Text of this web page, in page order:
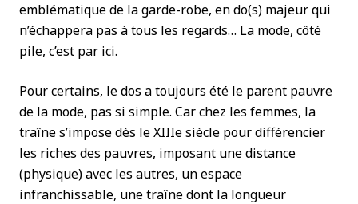
emblématique de la garde-robe, en do(s) majeur qui
n’échappera pas à tous les regards… La mode, côté
pile, c’est par ici.
Pour certains, le dos a toujours été le parent pauvre
de la mode, pas si simple. Car chez les femmes, la
traîne s’impose dès le XIIIe siècle pour différencier
les riches des pauvres, imposant une distance
(physique) avec les autres, un espace
infranchissable, une traîne dont la longueur